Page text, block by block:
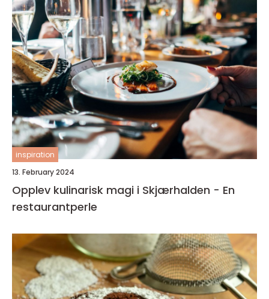
inspiration
13. February 2024
Opplev kulinarisk magi i Skjærhalden - En
restaurantperle